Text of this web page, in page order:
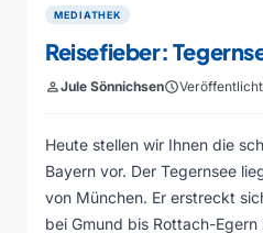
MEDIATHEK
Reisefieber:
personJule Sönnichsenschedule
Heute stellen wir Ihnen die
Bayern vor. Der Tegernsee
von München. Er erstreckt
bei Gmund bis Rottach-